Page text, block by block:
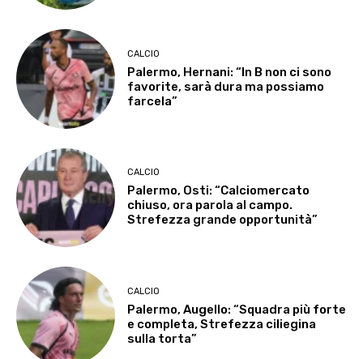
CALCIO
Palermo, Hernani: “In B non ci sono
favorite, sarà dura ma possiamo
farcela”
CALCIO
Palermo, Osti: “Calciomercato
chiuso, ora parola al campo.
Strefezza grande opportunità”
CALCIO
Palermo, Augello: “Squadra più forte
e completa, Strefezza ciliegina
sulla torta”